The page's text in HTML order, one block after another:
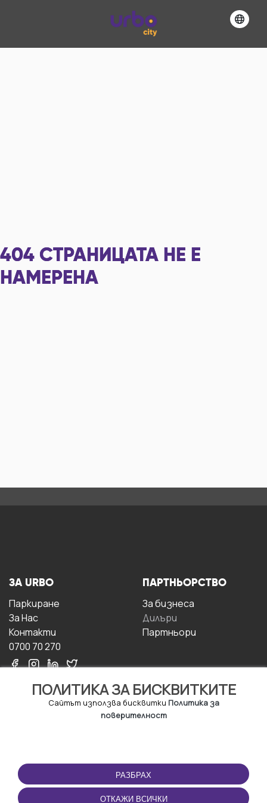
404 СТРАНИЦАТА НЕ Е
НАМЕРЕНА
ПОЛИТИКА ЗА БИСКВИТКИТЕ
Сайтът използва бисквитки Политика за
поверителност
РАЗБРАХ
ОТКАЖИ ВСИЧКИ
ЗА URBO
Паркиране
За Hас
Контакти
0700 70 270
ПАРТНЬОРСТВО
За бизнесa
Дилъри
Партньори
ПОЛЗВАНЕ
Правила и условия за
ползване
ПРИЛОЖЕНИЕТО